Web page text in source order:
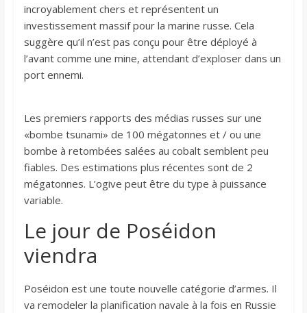
incroyablement chers et représentent un
investissement massif pour la marine russe. Cela
suggère qu’il n’est pas conçu pour être déployé à
l’avant comme une mine, attendant d’exploser dans un
port ennemi.
Les premiers rapports des médias russes sur une
«bombe tsunami» de 100 mégatonnes et / ou une
bombe à retombées salées au cobalt semblent peu
fiables. Des estimations plus récentes sont de 2
mégatonnes. L’ogive peut être du type à puissance
variable.
Le jour de Poséidon
viendra
Poséidon est une toute nouvelle catégorie d’armes. Il
va remodeler la planification navale à la fois en Russie